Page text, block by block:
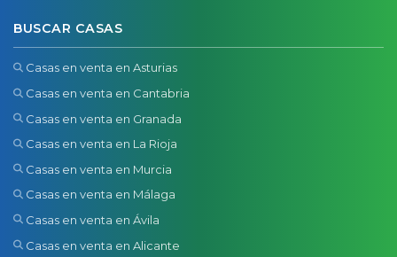
BUSCAR CASAS
Casas en venta en Asturias
Casas en venta en Cantabria
Casas en venta en Granada
Casas en venta en La Rioja
Casas en venta en Murcia
Casas en venta en Málaga
Casas en venta en Ávila
Casas en venta en Alicante